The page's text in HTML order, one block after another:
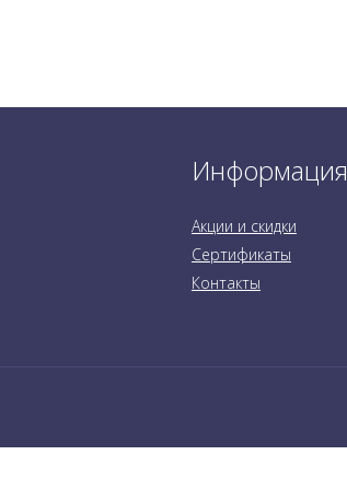
Информация
Акции и скидки
Сертификаты
Контакты